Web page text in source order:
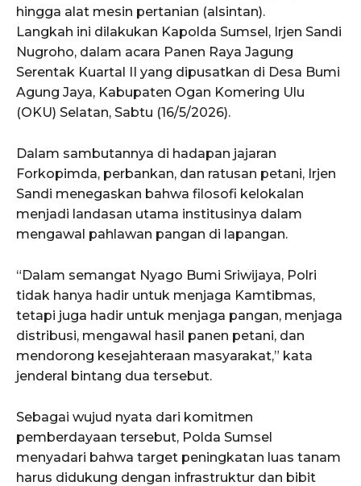
hingga alat mesin pertanian (alsintan).
Langkah ini dilakukan Kapolda Sumsel, Irjen Sandi
Nugroho, dalam acara Panen Raya Jagung
Serentak Kuartal II yang dipusatkan di Desa Bumi
Agung Jaya, Kabupaten Ogan Komering Ulu
(OKU) Selatan, Sabtu (16/5/2026).
Dalam sambutannya di hadapan jajaran
Forkopimda, perbankan, dan ratusan petani, Irjen
Sandi menegaskan bahwa filosofi kelokalan
menjadi landasan utama institusinya dalam
mengawal pahlawan pangan di lapangan.
“Dalam semangat Nyago Bumi Sriwijaya, Polri
tidak hanya hadir untuk menjaga Kamtibmas,
tetapi juga hadir untuk menjaga pangan, menjaga
distribusi, mengawal hasil panen petani, dan
mendorong kesejahteraan masyarakat,” kata
jenderal bintang dua tersebut.
Sebagai wujud nyata dari komitmen
pemberdayaan tersebut, Polda Sumsel
menyadari bahwa target peningkatan luas tanam
harus didukung dengan infrastruktur dan bibit